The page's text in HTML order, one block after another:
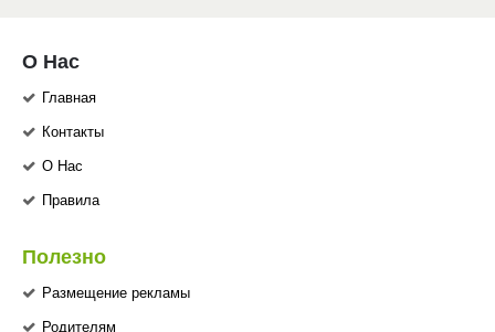
О Нас
Главная
Контакты
О Нас
Правила
Полезно
Размещение рекламы
Родителям